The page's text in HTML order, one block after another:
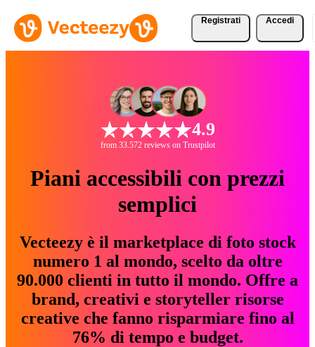
Registrati Accedi
4.9
from 33.572 reviews on Trustpilot
Piani accessibili con prezzi
semplici
Vecteezy è il marketplace di foto stock
numero 1 al mondo, scelto da oltre
90.000 clienti in tutto il mondo. Offre a
brand, creativi e storyteller risorse
creative che fanno risparmiare fino al
76% di tempo e budget.